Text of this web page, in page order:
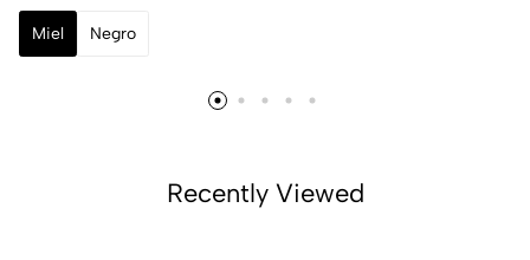
Miel Negro
Recently Viewed